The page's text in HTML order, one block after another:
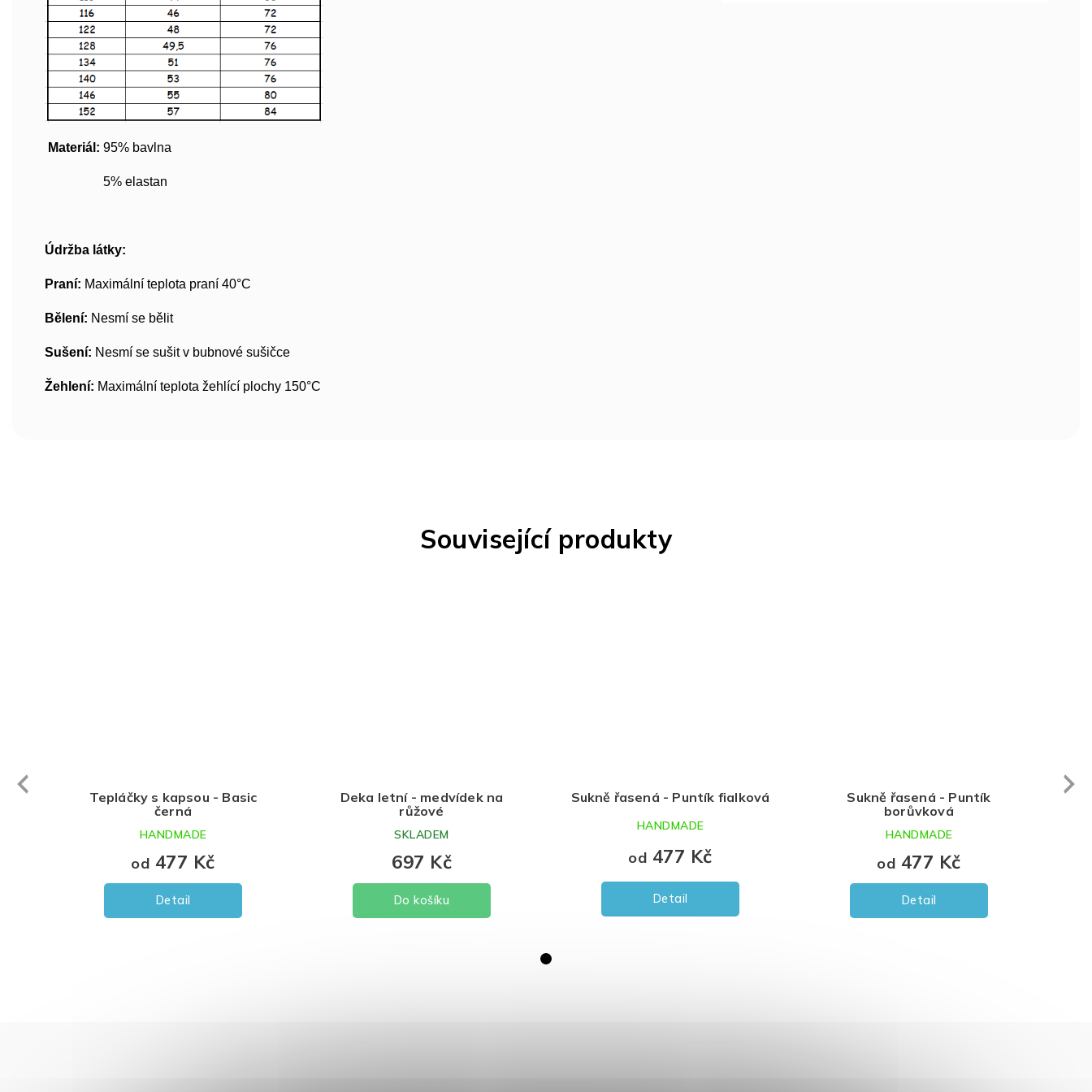
Související produkty
Tepláčky s kapsou - Basic
černá
od 477 Kč
Detail
HANDMADE
Deka letní - medvídek na
růžové
697 Kč
Do košíku
SKLADEM
Sukně řasená - Puntík fialková
od 477 Kč
Detail
HANDMADE
Sukně řasená - Puntík
borůvková
od 477 Kč
Detail
HANDMADE
Next
Materiál: 95% bavlna
5% elastan
Údržba látky:
Praní: Maximální teplota praní 40°C
Bělení: Nesmí se bělit
Sušení: Nesmí se sušit v bubnové sušičce
Žehlení: Maximální teplota žehlící plochy 150°C